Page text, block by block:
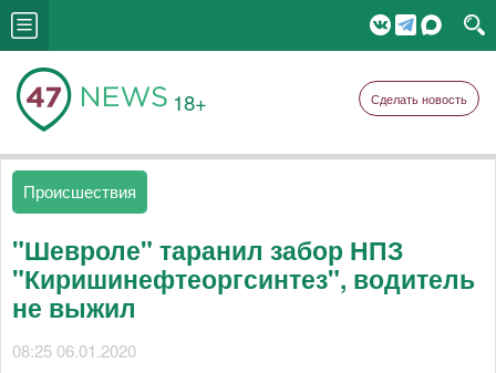
18+ Сделать новость
Происшествия
"Шевроле" таранил забор НПЗ
"Киришинефтеоргсинтез", водитель
не выжил
08:25 06.01.2020